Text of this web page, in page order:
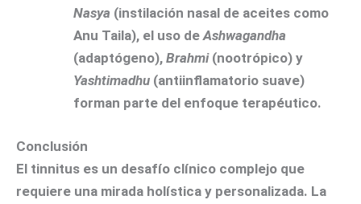
Nasya (instilación nasal de aceites como
Anu Taila), el uso deAshwagandha
(adaptógeno), Brahmi(nootrópico) y
Yashtimadhu (antiinflamatorio suave)
forman parte del enfoque terapéutico.
Conclusión
El tinnitus es un desafío clínico complejo que
requiere una mirada holística y personalizada. La